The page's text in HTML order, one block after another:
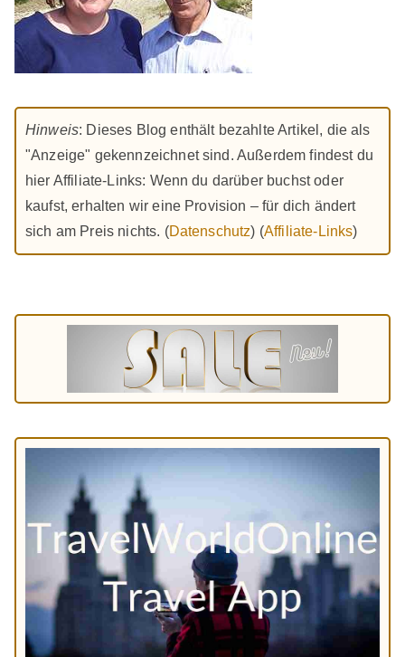
Hinweis: Dieses Blog enthält bezahlte Artikel, die als
"Anzeige" gekennzeichnet sind. Außerdem findest du
hier Affiliate-Links: Wenn du darüber buchst oder
kaufst, erhalten wir eine Provision – für dich ändert
sich am Preis nichts. (Datenschutz) (Affiliate-Links)